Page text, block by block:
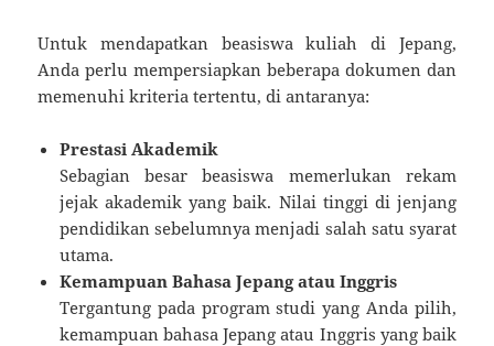
Untuk mendapatkan beasiswa kuliah di Jepang,
Anda perlu mempersiapkan beberapa dokumen dan
memenuhi kriteria tertentu, di antaranya:
Prestasi Akademik
Sebagian besar beasiswa memerlukan rekam
jejak akademik yang baik. Nilai tinggi di jenjang
pendidikan sebelumnya menjadi salah satu syarat
utama.
Kemampuan Bahasa Jepang atau Inggris
Tergantung pada program studi yang Anda pilih,
kemampuan bahasa Jepang atau Inggris yang baik